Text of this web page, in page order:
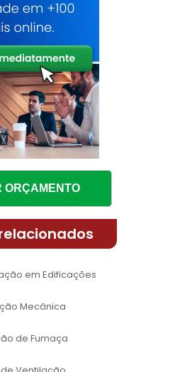
ORÇAMENTO
em Edificações
Mecânica
de Fumaça